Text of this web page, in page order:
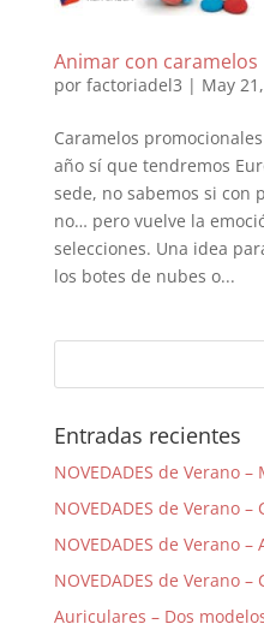
Animar con caramelos
por factoriadel3 | May
Caramelos
año sí que tendremos
sede, no sabemos si con
no… pero vuelve la
selecciones. Una idea
los botes de nubes o...
Entradas recientes
NOVEDADES de Verano –
NOVEDADES de Verano –
NOVEDADES de Verano –
NOVEDADES de Verano –
Auriculares – Dos